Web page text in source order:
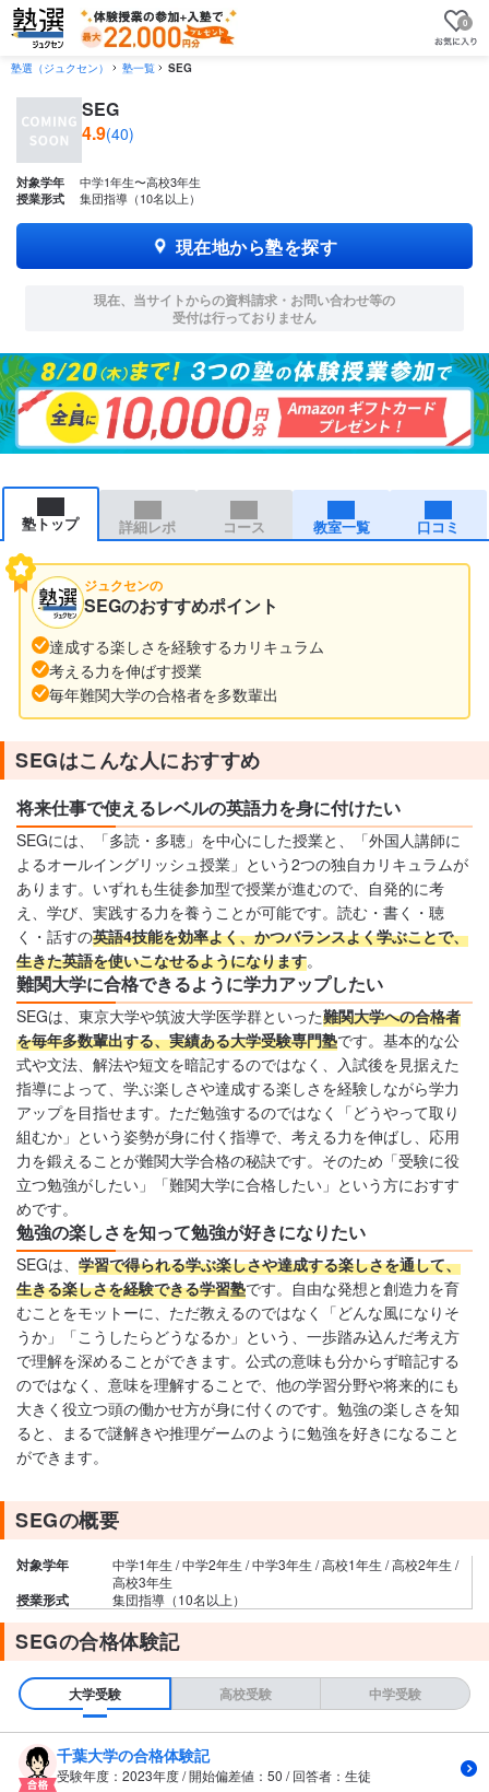
0
塾選（ジュクセン） 塾一覧 SEG
SEG
4.9(40)
対象学年 中学1年生〜高校3年生
授業形式 集団指導（10名以上）
現在地から塾を探す
現在、当サイトからの資料請求・お問い合わせ等の
受付は行っておりません
塾トップ 詳細レポ コース 教室一覧 口コミ
ジュクセンの
SEGのおすすめポイント
達成する楽しさを経験するカリキュラム
考える力を伸ばす授業
毎年難関大学の合格者を多数輩出
SEGはこんな人におすすめ
将来仕事で使えるレベルの英語力を身に付けたい
SEGには、「多読・多聴」を中心にした授業と、「外国人講師に
よるオールイングリッシュ授業」という2つの独自カリキュラムが
あります。いずれも生徒参加型で授業が進むので、自発的に考
え、学び、実践する力を養うことが可能です。読む・書く・聴
く・話すの英語4技能を効率よく、かつバランスよく学ぶことで、
生きた英語を使いこなせるようになります。
難関大学に合格できるように学力アップしたい
SEGは、東京大学や筑波大学医学群といった難関大学への合格者
を毎年多数輩出する、実績ある大学受験専門塾です。基本的な公
式や文法、解法や短文を暗記するのではなく、入試後を見据えた
指導によって、学ぶ楽しさや達成する楽しさを経験しながら学力
アップを目指せます。ただ勉強するのではなく「どうやって取り
組むか」という姿勢が身に付く指導で、考える力を伸ばし、応用
力を鍛えることが難関大学合格の秘訣です。そのため「受験に役
立つ勉強がしたい」「難関大学に合格したい」という方におすす
めです。
勉強の楽しさを知って勉強が好きになりたい
SEGは、 学習で得られる学ぶ楽しさや達成する楽しさを通して、
生きる楽しさを経験できる学習塾です。自由な発想と創造力を育
むことをモットーに、ただ教えるのではなく「どんな風になりそ
うか」「こうしたらどうなるか」という、一歩踏み込んだ考え方
で理解を深めることができます。公式の意味も分からず暗記する
のではなく、意味を理解することで、他の学習分野や将来的にも
大きく役立つ頭の働かせ方が身に付くのです。勉強の楽しさを知
ると、まるで謎解きや推理ゲームのように勉強を好きになること
ができます。
SEGの概要
対象学年
中学1年生 / 中学2年生 / 中学3年生 / 高校1年生 / 高校2年生 /
高校3年生
授業形式 集団指導（10名以上）
SEGの合格体験記
大学受験 高校受験 中学受験
千葉大学の合格体験記
受験年度：2023年度 / 開始偏差値：50 / 回答者：生徒